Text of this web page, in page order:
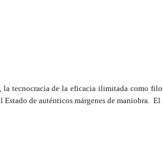
tecnocracia de la eficacia ilimitada como
Estado de auténticos márgenes de maniobra.